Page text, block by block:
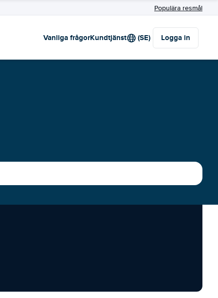
Populära resmål
Vanliga frågorKundtjänst (SE) Logga in